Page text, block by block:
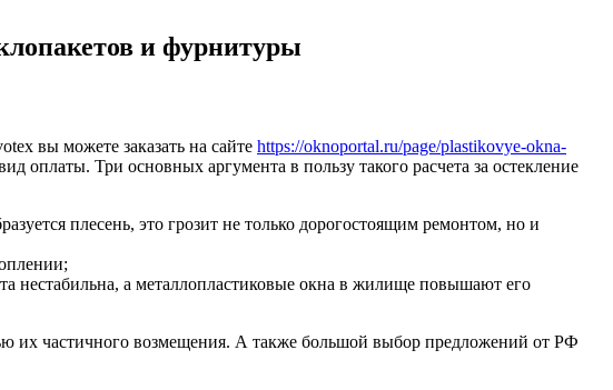
и фурнитуры
вы можете заказать на сайте https://oknoportal.ru/page/plastikovye-okna-
оплаты. Три основных аргумента в пользу такого расчета за остекление
плесень, это грозит не только дорогостоящим ремонтом, но и
нестабильна, а металлопластиковые окна в жилище повышают его
их частичного возмещения. А также большой выбор предложений от РФ